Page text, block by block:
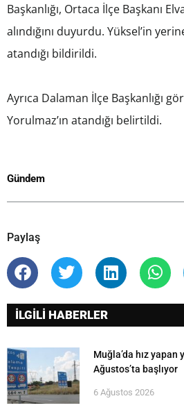
Başkanlığı, Ortaca İlçe Başkanı
alındığını duyurdu. Yüksel’in
atandığı bildirildi.
Ayrıca Dalaman İlçe Başkanlığı
Yorulmaz’ın atandığı belirtildi.
Gündem
Paylaş
İLGİLİ HABERLER
Muğla’da hız yapan
Ağustos’ta başlıyor
6 Ağustos 2026